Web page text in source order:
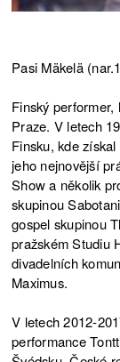
Pasi Mäkelä
Finský
Praze. V letech
Finsku, kde
jeho nejnovější
Show a několik
skupinou
gospel skupinou
pražském Studiu
divadelních
Maximus.
V letech 2012-
performance